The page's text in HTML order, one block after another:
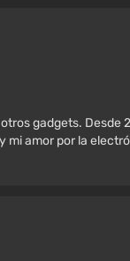
gadgets. Desde
amor por la